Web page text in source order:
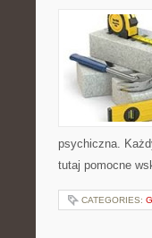
psychiczna.
tutaj pomocne
CATEGORIES: